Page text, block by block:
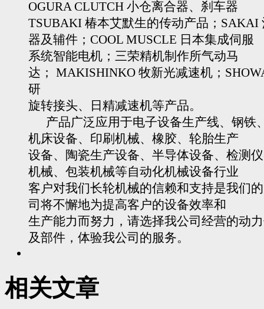
OGURA CLUTCH 小仓离合器、刹车器
TSUBAKI 椿本艾默生的传动产品；SAKAI
器及辅件；COOL MUSCLE 日本集成伺服
系统智能电机；三荣精机制作所气动马
达； MAKISHINKO 牧新光减速机；
研
旋转接头、日精减速机等产品。
产品广泛应用于电子设备生产线、钢铁
机床设备、印刷机械、橡胶、轮胎生产
设备、陶瓷生产设备、半导体设备、检测
机械、包装机械等自动化机械设备行业
客户对我们长轮机械的信赖和支持是我们
司将不懈地为提高客户的设备效率和
生产能力而努力，请选择我公司经营的动
及部件，体验我公司的服务。
相关文章